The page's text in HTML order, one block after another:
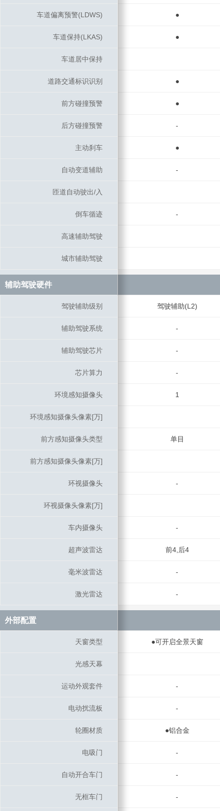
车道偏离预警(LDWS) ●
车道保持(LKAS) ●
车道居中保持
道路交通标识识别 ●
前方碰撞预警 ●
后方碰撞预警 -
主动刹车 ●
自动变道辅助 -
匝道自动驶出/入
倒车循迹 -
高速辅助驾驶
城市辅助驾驶
辅助驾驶硬件
驾驶辅助级别 驾驶辅助(L2)
辅助驾驶系统 -
辅助驾驶芯片 -
芯片算力 -
环境感知摄像头 1
环境感知摄像头像素[万]
前方感知摄像头类型 单目
前方感知摄像头像素[万]
环视摄像头 -
环视摄像头像素[万]
车内摄像头 -
超声波雷达 前4,后4
毫米波雷达 -
激光雷达 -
外部配置
天窗类型 ●可开启全景天窗
光感天幕
运动外观套件 -
电动扰流板 -
轮圈材质 ●铝合金
电吸门 -
自动开合车门 -
无框车门 -
车道偏离预警(LDWS)
车道保持(LKAS)
车道居中保持
道路交通标识识别
前方碰撞预警
后方碰撞预警
主动刹车
自动变道辅助
匝道自动驶出/入
倒车循迹
高速辅助驾驶
城市辅助驾驶
辅助驾驶硬件
驾驶辅助级别
辅助驾驶系统
辅助驾驶芯片
芯片算力
环境感知摄像头
环境感知摄像头像素[万]
前方感知摄像头类型
前方感知摄像头像素[万]
环视摄像头
环视摄像头像素[万]
车内摄像头
超声波雷达
毫米波雷达
激光雷达
外部配置
天窗类型
光感天幕
运动外观套件
电动扰流板
轮圈材质
电吸门
自动开合车门
无框车门